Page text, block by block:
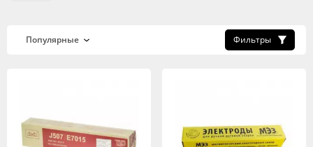
Фильтры